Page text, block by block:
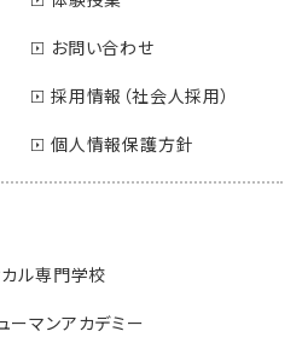
お問い合わせ
採用情報（社会人採用）
個人情報保護方針
カル専門学校
ーマンアカデミー